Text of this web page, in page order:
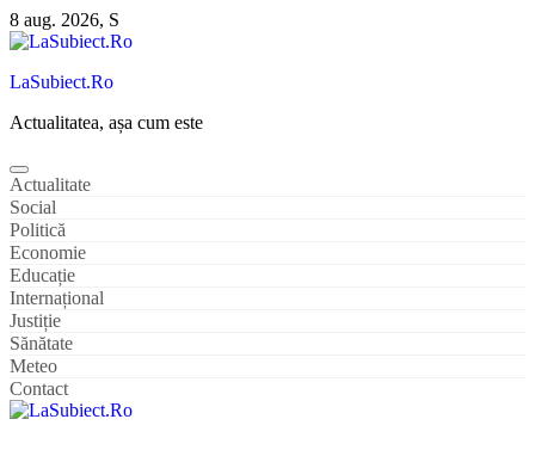
Sari
la
8 aug. 2026, S
LaSubiect.Ro
Actualitatea, așa cum este
Actualitate
Social
Politică
Economie
Educație
Internațional
Justiție
Sănătate
Meteo
Contact